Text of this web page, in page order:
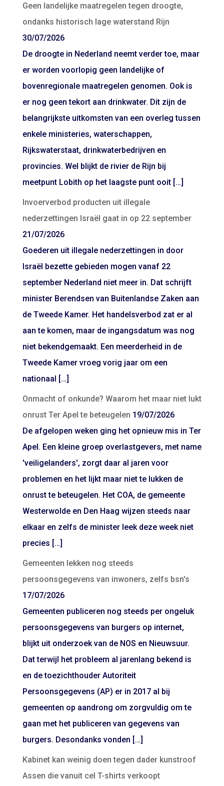
Geen landelijke maatregelen tegen droogte,
ondanks historisch lage waterstand Rijn
30/07/2026
De droogte in Nederland neemt verder toe, maar
er worden voorlopig geen landelijke of
bovenregionale maatregelen genomen. Ook is
er nog geen tekort aan drinkwater. Dit zijn de
belangrijkste uitkomsten van een overleg tussen
enkele ministeries, waterschappen,
Rijkswaterstaat, drinkwaterbedrijven en
provincies. Wel blijkt de rivier de Rijn bij
meetpunt Lobith op het laagste punt ooit […]
Invoerverbod producten uit illegale
nederzettingen Israël gaat in op 22 september
21/07/2026
Goederen uit illegale nederzettingen in door
Israël bezette gebieden mogen vanaf 22
september Nederland niet meer in. Dat schrijft
minister Berendsen van Buitenlandse Zaken aan
de Tweede Kamer. Het handelsverbod zat er al
aan te komen, maar de ingangsdatum was nog
niet bekendgemaakt. Een meerderheid in de
Tweede Kamer vroeg vorig jaar om een
nationaal […]
Onmacht of onkunde? Waarom het maar niet lukt
onrust Ter Apel te beteugelen 19/07/2026
De afgelopen weken ging het opnieuw mis in Ter
Apel. Een kleine groep overlastgevers, met name
'veiligelanders', zorgt daar al jaren voor
problemen en het lijkt maar niet te lukken de
onrust te beteugelen. Het COA, de gemeente
Westerwolde en Den Haag wijzen steeds naar
elkaar en zelfs de minister leek deze week niet
precies […]
Gemeenten lekken nog steeds
persoonsgegevens van inwoners, zelfs bsn's
17/07/2026
Gemeenten publiceren nog steeds per ongeluk
persoonsgegevens van burgers op internet,
blijkt uit onderzoek van de NOS en Nieuwsuur.
Dat terwijl het probleem al jarenlang bekend is
en de toezichthouder Autoriteit
Persoonsgegevens (AP) er in 2017 al bij
gemeenten op aandrong om zorgvuldig om te
gaan met het publiceren van gegevens van
burgers. Desondanks vonden […]
Kabinet kan weinig doen tegen dader kunstroof
Assen die vanuit cel T-shirts verkoopt